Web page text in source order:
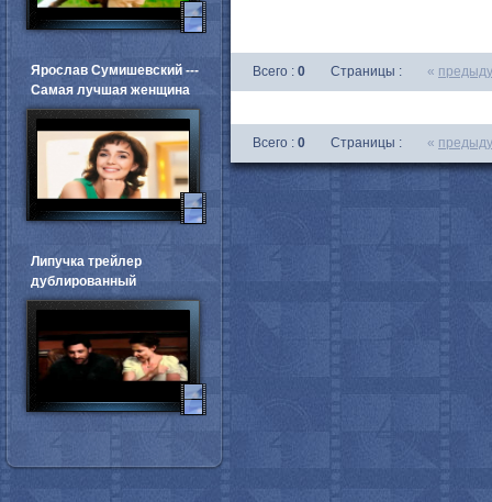
Всего : 0 Страницы : «
Всего : 0 Страницы : «
Ярослав Сумишевский ---
Самая лучшая женщина
Липучка трейлер
дублированный